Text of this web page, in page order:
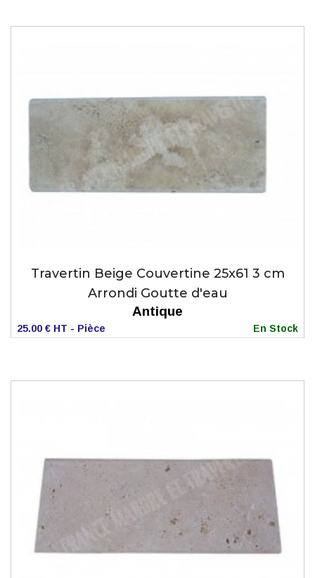
Travertin Beige Couvertine 25x61 3 cm
Arrondi Goutte d'eau
Antique
25.00 € HT - Pièce En Stock